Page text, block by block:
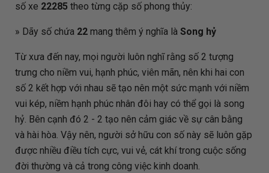
số xe 22285 theo từng cặp số phong thủy:
» Dãy số chứa 22mang thêm ý nghĩa là Song hỷ
Từ xưa đến nay, mọi người luôn nghĩ rằng số 2 tượng
trưng cho niềm vui, hạnh phúc, viên mãn, nên khi hai con
số 2 kết hợp với nhau sẽ tạo nên một sức mạnh với niềm
vui kép, niềm hạnh phúc nhân đôi hay có thể gọi là song
hỷ. Bên cạnh đó 2 - 2 tạo nên cảm giác về sự cân bằng
và hài hòa. Vậy nên, người sở hữu con số này sẽ luôn gặp
được nhiều điều tích cực, vui vẻ, cát khí trong cuộc sống
đời thường và cả trong công việc kinh doanh.